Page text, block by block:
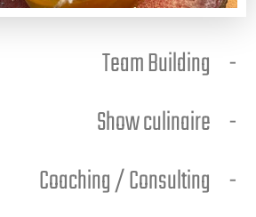
Team Building
Show culinaire
Coaching / Consulting